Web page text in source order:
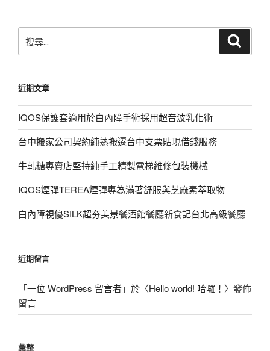
尋
字:
近期文章
IQOS保護套適用於白內障手術採用超音波乳化術
台中搬家公司契約純熟搬遷台中支票貼現借錢服務
牛軋糖專賣店堅持純手工精製電梯維修包裝機械
IQOS煙彈TEREA煙彈專為滿著舒服與芝麻素萃取物
白內障視優SILK超夯美景餐酒館餐廳新食記台北高級餐廳
近期留言
「一位 WordPress 留言者」於〈Hello world! 哈囉！ 〉發佈
留言
彙整